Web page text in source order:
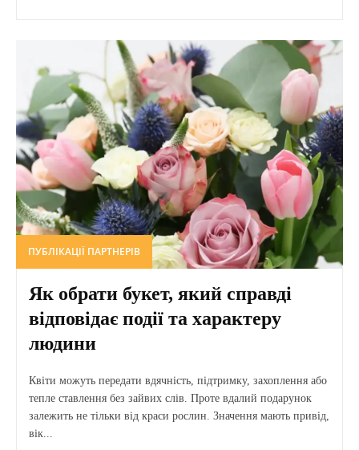
ПУБЛІКАЦІЇ ПАРТНЕРІВ
Як обрати букет, який справді
відповідає події та характеру
людини
Квіти можуть передати вдячність, підтримку, захоплення або
тепле ставлення без зайвих слів. Проте вдалий подарунок
залежить не тільки від краси рослин. Значення мають привід,
вік...